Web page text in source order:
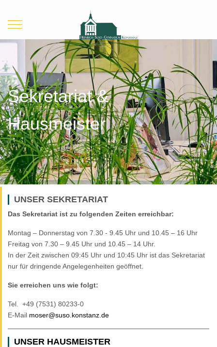
Mobile Menu Toggle
Sekretariat &
Hausmeister
UNSER SEKRETARIAT
Das Sekretariat ist zu folgenden Zeiten erreichbar:
Montag – Donnerstag von 7.30 - 9.45 Uhr und 10.45 – 16 Uhr
Freitag von 7.30 – 9.45 Uhr und 10.45 – 14 Uhr.
In der Zeit zwischen 09:45 Uhr und 10:45 Uhr ist das Sekretariat
nur für dringende Angelegenheiten geöffnet.
Sie erreichen uns wie folgt:
Tel. +49 (7531) 80233-0
E-Mail moser@suso.konstanz.de
UNSER HAUSMEISTER